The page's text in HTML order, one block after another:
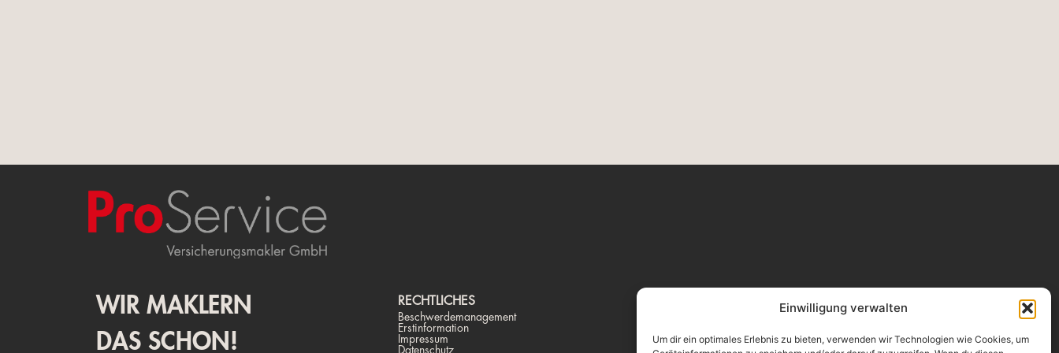
Einwilligung verwalten
Um dir ein optimales Erlebnis zu bieten, verwenden wir Technologien wie Cookies, um
WIR MAKLERN
DAS SCHON!
RECHTLICHES
Beschwerdemanagement
Erstinformation
Impressum
Datenschutz
ProService Versicherungsmakler GmbH
Tel.: 0221 / 931 254 - 0
mail@proservicekoeln.de